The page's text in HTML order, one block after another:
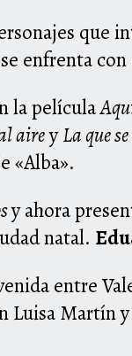
que
enfrenta
la película
aireyLa que
«Alba».
y ahora
natal.
entre
Luisa Martín